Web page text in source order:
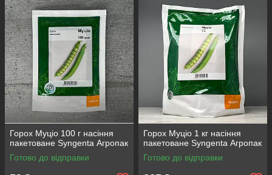
Горох Муціо 100 г насіння
пакетоване Syngenta Агропак
Готово до відправки
Горох Муціо 1 кг насіння
пакетоване Syngenta Агропак
Готово до відправки